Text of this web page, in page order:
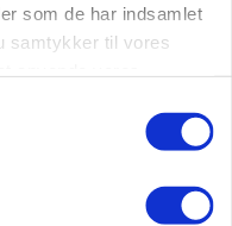
som de har indsamlet
samtykker til vores